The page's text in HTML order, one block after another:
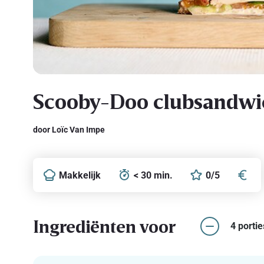
Scooby-Doo
door Loïc Van Impe
Makkelijk < 30 min. 0/5
Ingrediënten voor 4